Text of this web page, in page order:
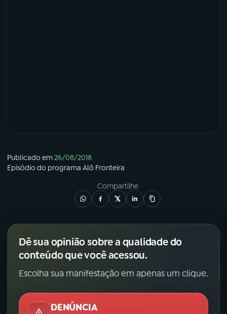
Publicado em26/08/2018
Episódio do programa Alô Fronteira
Compartilhe
Dê sua opinião sobre a qualidade do
conteúdo que você acessou.
Escolha sua manifestação em apenas um clique.
DENÚNCIA